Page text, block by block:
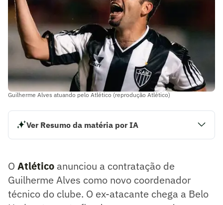
Guilherme Alves atuando pelo Atlético (reprodução Atlético)
Ver Resumo da matéria por IA
apresentado oficialmente em entrevista coletiva na
próxima segunda-feira (18).
O Atlético anunciou a contratação de
Guilherme Alves como novo coordenador
técnico do clube. O ex-atacante chega a Belo